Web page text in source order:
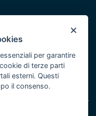
Puglia 2014/2020 -
×
per garantire
di terze parti
esterni. Questi
il consenso.